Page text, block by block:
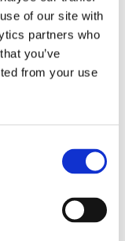
of our site with
partners who
you’ve
from your use
Group
A. & O.